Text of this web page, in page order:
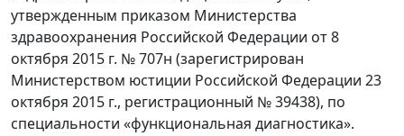
утвержденным приказом Министерства
здравоохранения Российской Федерации от 8
октября 2015 г. № 707н (зарегистрирован
Министерством юстиции Российской Федерации 23
октября 2015 г., регистрационный № 39438), по
специальности «функциональная диагностика».